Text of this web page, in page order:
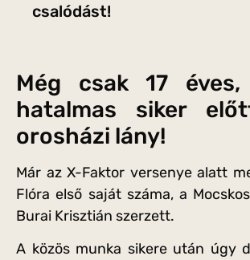
csalódást!
Még csak 17
hatalmas siker
orosházi lány!
Már az X-Faktor versenye alatt
Flóra első saját száma, a
Burai Krisztián szerzett.
A közös munka sikere után úgy